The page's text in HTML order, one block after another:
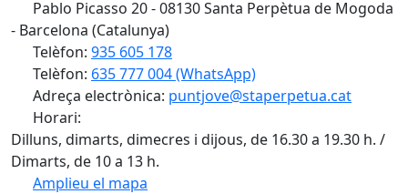
Pablo Picasso 20 - 08130 Santa Perpètua de Mogoda
- Barcelona (Catalunya)
Telèfon: 935 605 178
Telèfon: 635 777 004 (WhatsApp)
Adreça electrònica: puntjove@staperpetua.cat
Horari:
Dilluns, dimarts, dimecres i dijous, de 16.30 a 19.30 h. /
Dimarts, de 10 a 13 h.
Amplieu el mapa